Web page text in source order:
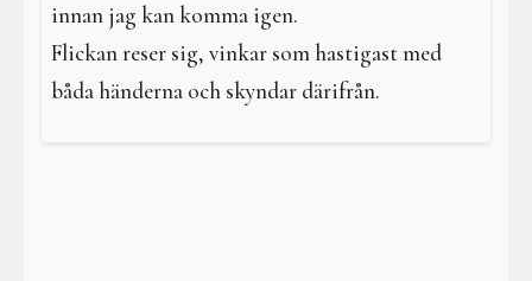
innan jag kan komma igen.
Flickan reser sig, vinkar som hastigast med
båda händerna och skyndar därifrån.